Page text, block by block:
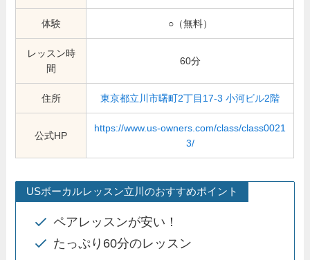
体験 ○（無料）
レッスン時
間
60分
住所 東京都立川市曙町2丁目17-3 小河ビル2階
公式HP
https://www.us-owners.com/class/class0021
3/
USボーカルレッスン立川のおすすめポイント
ペアレッスンが安い！
たっぷり60分のレッスン